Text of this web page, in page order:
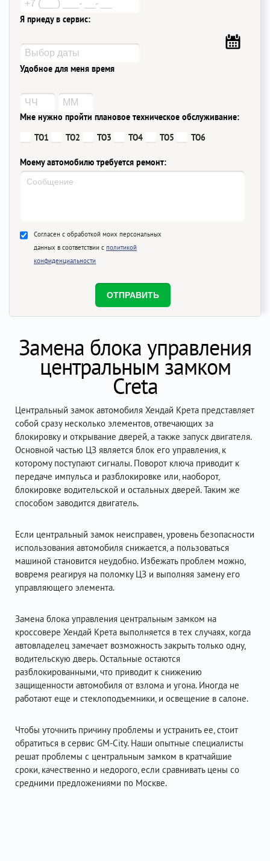
Я приеду в сервис:
Удобное для меня время
Мне нужно пройти плановое техническое обслуживание:
ТО1
ТО2 ТО3 ТО4 ТО5 ТО6
Моему автомобилю требуется ремонт:
Согласен с обработкой моих персональных
данных в соответствии с политикой
конфиденциальности
Замена блока управления
центральным замком
Creta
Центральный замок автомобиля Хендай Крета представляет
собой сразу несколько элементов, отвечающих за
блокировку и открывание дверей, а также запуск двигателя.
Основной частью ЦЗ является блок его управления, к
которому поступают сигналы. Поворот ключа приводит к
передаче импульса и разблокировке или, наоборот,
блокировке водительской и остальных дверей. Таким же
способом заводится двигатель.
Если центральный замок неисправен, уровень безопасности
использования автомобиля снижается, а пользоваться
машиной становится неудобно. Избежать проблем можно,
вовремя реагируя на поломку ЦЗ и выполняя замену его
управляющего элемента.
Замена блока управления центральным замком на
кроссовере Хендай Крета выполняется в тех случаях, когда
автовладелец замечает возможность закрыть только одну,
водительскую дверь. Остальные остаются
разблокированными, что приводит к снижению
защищенности автомобиля от взлома и угона. Иногда не
работают еще и стеклоподъемники, и освещение в салоне.
Чтобы уточнить причину проблемы и устранить ее, стоит
обратиться в сервис GM-City. Наши опытные специалисты
решат проблемы с центральным замком в кратчайшие
сроки, качественно и недорого, если сравнивать цены со
средними предложениями по Москве.